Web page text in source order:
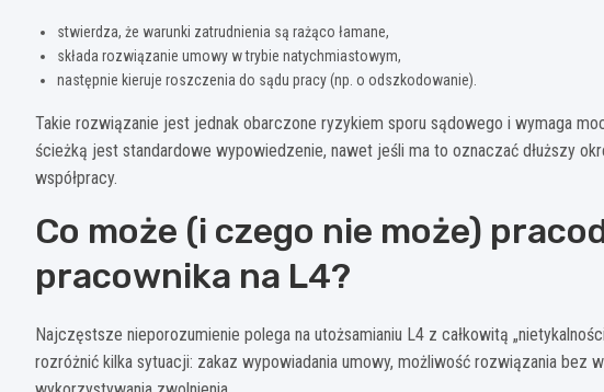
stwierdza, że warunki zatrudnienia są rażąco łamane,
składa rozwiązanie umowy w trybie natychmiastowym,
następnie kieruje roszczenia do sądu pracy (np. o odszkodowanie).
Takie rozwiązanie jest jednak obarczone ryzykiem sporu sądowego i wymaga
ścieżką jest standardowe wypowiedzenie, nawet jeśli ma to oznaczać dłuższy
współpracy.
Co może (i czego nie może)
pracownika na L4?
Najczęstsze nieporozumienie polega na utożsamianiu L4 z całkowitą
rozróżnić kilka sytuacji: zakaz wypowiadania umowy, możliwość rozwiązania bez